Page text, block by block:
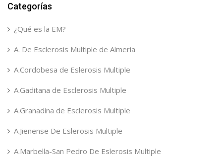
Categorías
¿Qué es la EM?
A. De Esclerosis Multiple de Almeria
A.Cordobesa de Eslerosis Multiple
A.Gaditana de Esclerosis Multiple
A.Granadina de Esclerosis Multiple
A.Jienense De Eslerosis Multiple
A.Marbella-San Pedro De Eslerosis Multiple